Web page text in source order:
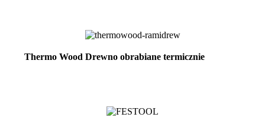
Thermo Wood Drewno obrabiane termicznie